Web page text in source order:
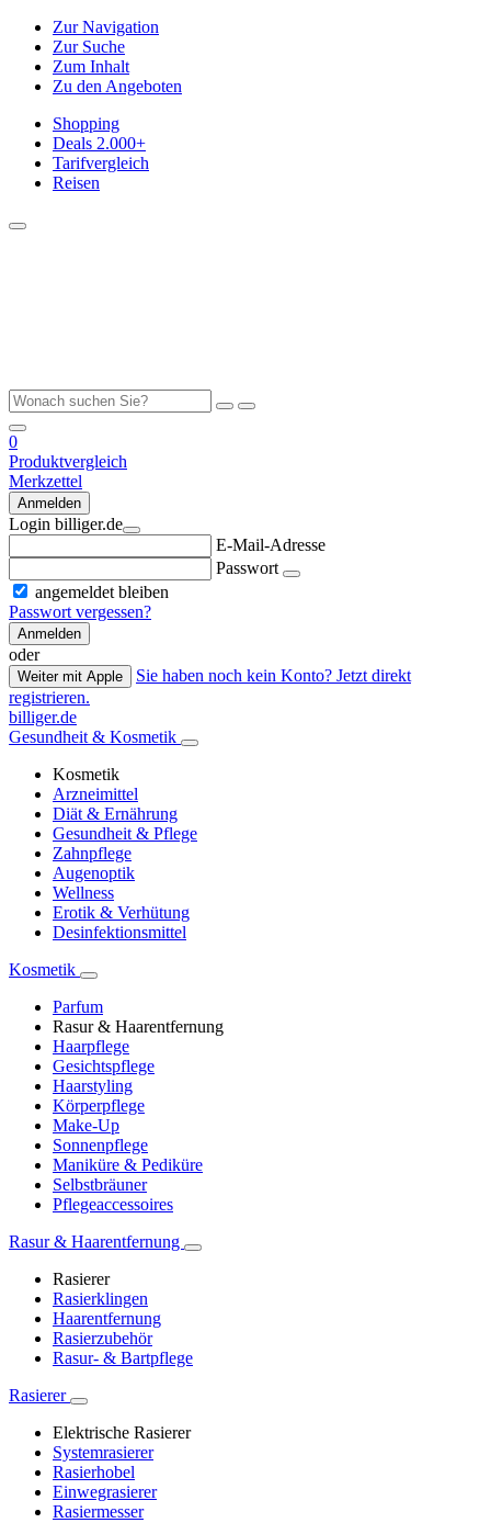
Zur Navigation
Zur Suche
Zum Inhalt
Zu den Angeboten
Shopping
Deals 2.000+
Tarifvergleich
Reisen
0
Produktvergleich
Merkzettel
Anmelden
Login billiger.de
E-Mail-Adresse
Passwort
angemeldet bleiben
Passwort vergessen?
Anmelden
oder
Weiter mit Apple
Sie haben noch kein Konto? Jetzt direkt
registrieren.
billiger.de
Gesundheit & Kosmetik
Kosmetik
Arzneimittel
Diät & Ernährung
Gesundheit & Pflege
Zahnpflege
Augenoptik
Wellness
Erotik & Verhütung
Desinfektionsmittel
Kosmetik
Parfum
Rasur & Haarentfernung
Haarpflege
Gesichtspflege
Haarstyling
Körperpflege
Make-Up
Sonnenpflege
Maniküre & Pediküre
Selbstbräuner
Pflegeaccessoires
Rasur & Haarentfernung
Rasierer
Rasierklingen
Haarentfernung
Rasierzubehör
Rasur- & Bartpflege
Rasierer
Elektrische Rasierer
Systemrasierer
Rasierhobel
Einwegrasierer
Rasiermesser